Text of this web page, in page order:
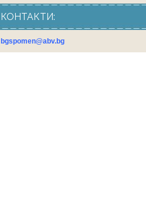
КОНТАКТИ:
bgspomen@abv.bg